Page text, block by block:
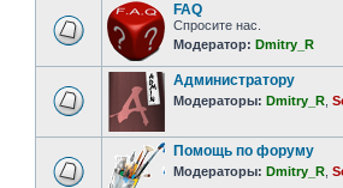
FAQ
Спросите нас.
Модератор: Dmitry_R
Администратору
Модераторы: Dmitry_R
Помощь по форуму
Модераторы: Dmitry_R